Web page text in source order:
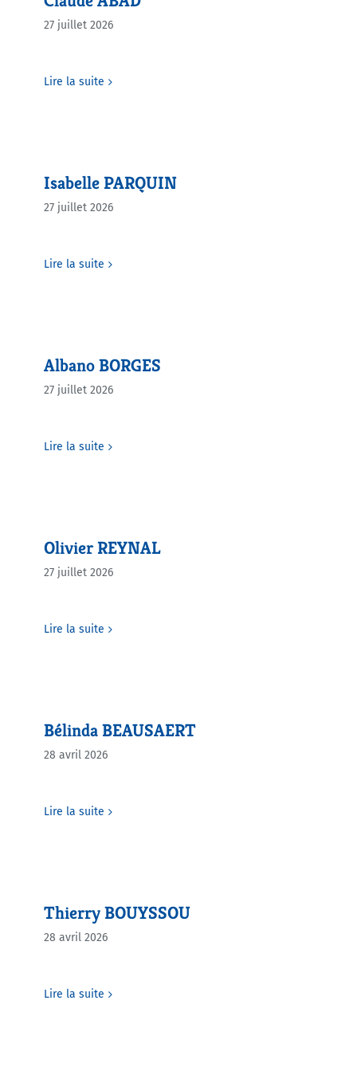
27 juillet 2026
Lire la suite
Isabelle PARQUIN
27 juillet 2026
Lire la suite
Albano BORGES
27 juillet 2026
Lire la suite
Olivier REYNAL
27 juillet 2026
Lire la suite
Bélinda BEAUSAERT
28 avril 2026
Lire la suite
Thierry BOUYSSOU
28 avril 2026
Lire la suite